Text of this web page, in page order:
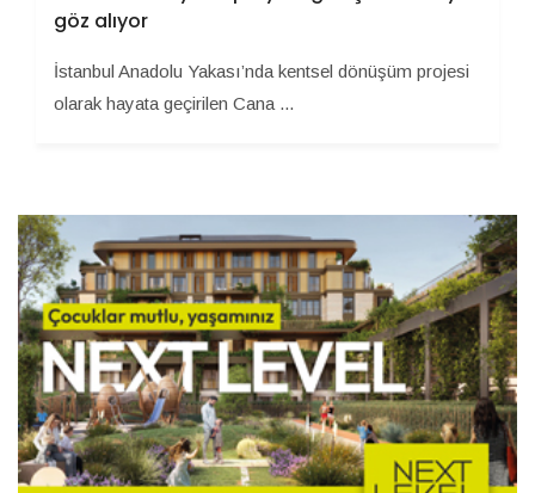
göz alıyor
İstanbul Anadolu Yakası’nda kentsel dönüşüm projesi
olarak hayata geçirilen Cana ...